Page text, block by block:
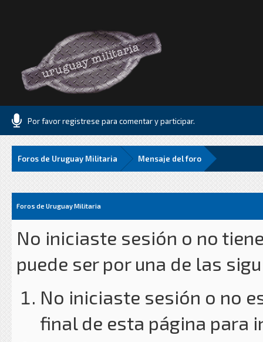
Por favor registrese para comentar y participar.
Foros de Uruguay Militaria Mensaje del foro
Foros de Uruguay Militaria
No iniciaste sesión o no
puede ser por una de las
No iniciaste sesión o no
final de esta página para